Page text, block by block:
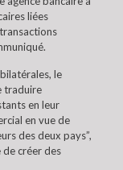
liées
le
traduire
en leur
en vue de
des deux pays”,
de créer des